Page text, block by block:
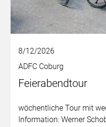
8/12/2026
ADFC Coburg
Feierabendtour
wöchentliche Tour mit
Information: Werner